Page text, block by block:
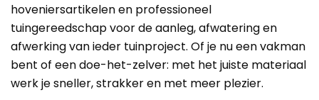
hoveniersartikelen en professioneel
tuingereedschap voor de aanleg, afwatering en
afwerking van ieder tuinproject. Of je nu een vakman
bent of een doe-het-zelver: met het juiste materiaal
werk je sneller, strakker en met meer plezier.